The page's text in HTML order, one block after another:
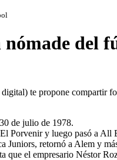
del
te propone compartir
de julio de 1978.
Porvenir y luego pasó a
Juniors, retornó a Alem y
que el empresario Néstor